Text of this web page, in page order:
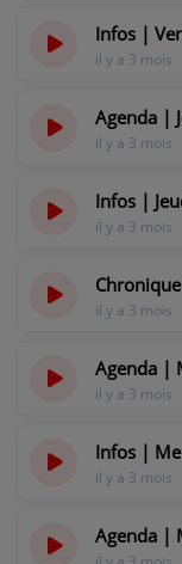
PARTICIPEZ
JEUX CONCOURS
RECRUTEMENT
CRÉATIONS
L'ŒIL DE L'OIE |
VIDÉOS | JEUX
PARTENAIRES
CONTACT
Infos |
il y a 3 mois
Agenda |
il y a 3 mois
Infos |
il y a 3 mois
il y a 3 mois
Agenda |
il y a 3 mois
Infos |
il y a 3 mois
Agenda |